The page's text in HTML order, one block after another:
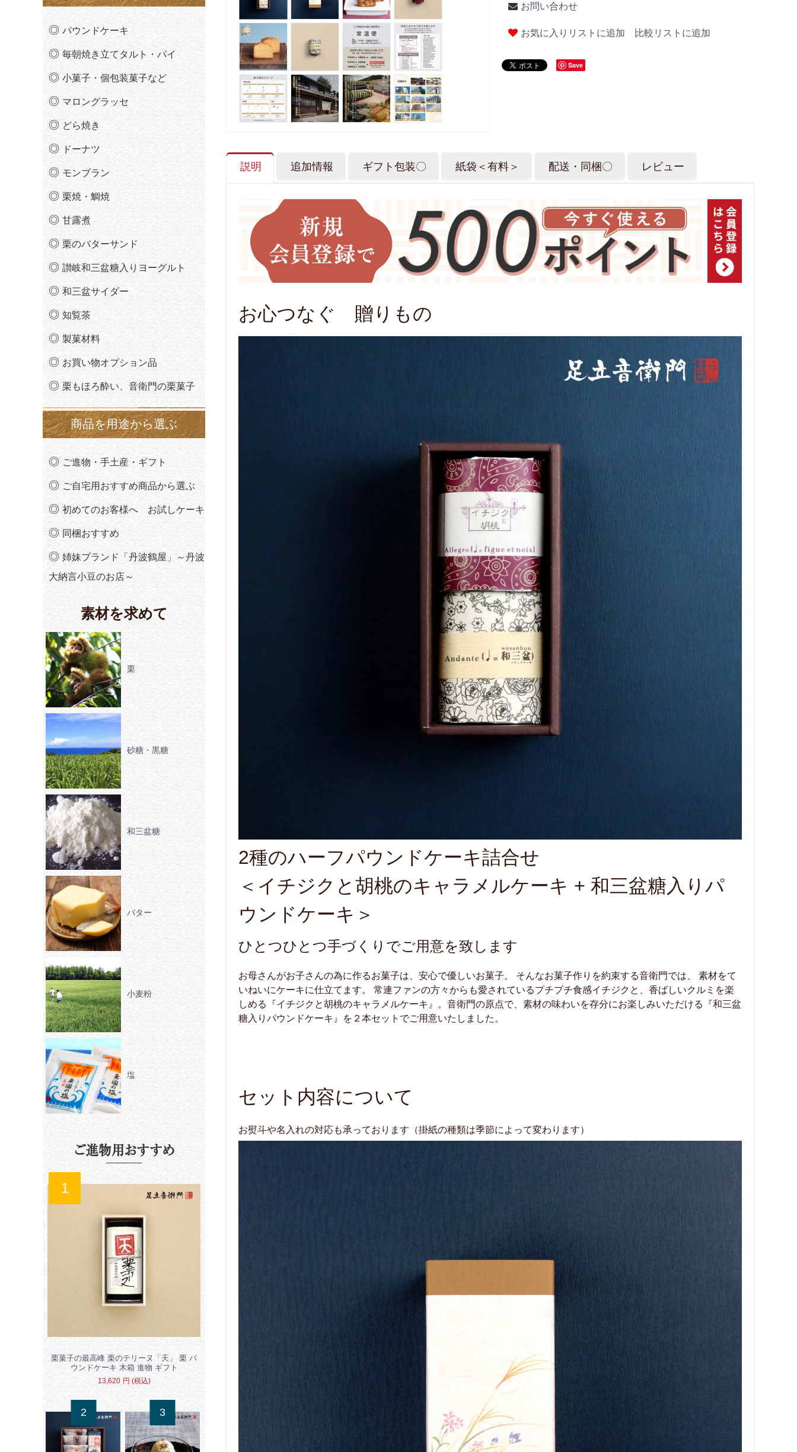
パウンドケーキ
毎朝焼き立てタルト・パイ
小菓子・個包装菓子など
マロングラッセ
どら焼き
ドーナツ
モンブラン
栗焼・鯛焼
甘露煮
栗のバターサンド
讃岐和三盆糖入りヨーグルト
和三盆サイダー
知覧茶
製菓材料
お買い物オプション品
栗もほろ酔い、音衛門の栗菓子
商品を用途から選ぶ
ご進物・手土産・ギフト
ご自宅用おすすめ商品から選ぶ
初めてのお客様へ お試しケーキ
同梱おすすめ
姉妹ブランド「丹波鶴屋」～丹波
大納言小豆のお店～
素材を求めて
栗
砂糖・黒糖
和三盆糖
バター
小麦粉
塩
ご進物用おすすめ
栗菓子の最高峰 栗のテリーヌ「天」 栗 パ
ウンドケーキ 木箱 進物 ギフト
13,620 円 (税込)
お問い合わせ
お気に入りリストに追加 比較リストに追加
Save
説明 追加情報 ギフト包装〇 紙袋＜有料＞ 配送・同梱〇 レビュー
お心つなぐ 贈りもの
2種のハーフパウンドケーキ詰合せ
＜イチジクと胡桃のキャラメルケーキ + 和三盆糖入りパ
ウンドケーキ＞
ひとつひとつ手づくりでご用意を致します
お母さんがお子さんの為に作るお菓子は、安心で優しいお菓子。 そんなお菓子作りを約束する音衛門では、 素材をて
いねいにケーキに仕立てます。 常連ファンの方々からも愛されているプチプチ食感イチジクと、香ばしいクルミを楽
しめる『イチジクと胡桃のキャラメルケーキ』。音衛門の原点で、素材の味わいを存分にお楽しみいただける『和三盆
糖入りパウンドケーキ』を２本セットでご用意いたしました。
セット内容について
お熨斗や名入れの対応も承っております（掛紙の種類は季節によって変わります）